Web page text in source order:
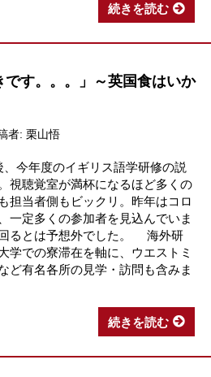
続きを読む
です。。。」～英国食はいか
者: 栗山悟
年度のイギリス語学研修の説
視聴覚室が満杯になるほど多くの
担当者側もビックリ。昨年はコロ
一定多くの参加者を見込んでいま
るとは予想外でした。 海外研
学での寮滞在を軸に、ウエストミ
ど有名各所の見学・訪問も含みま
続きを読む